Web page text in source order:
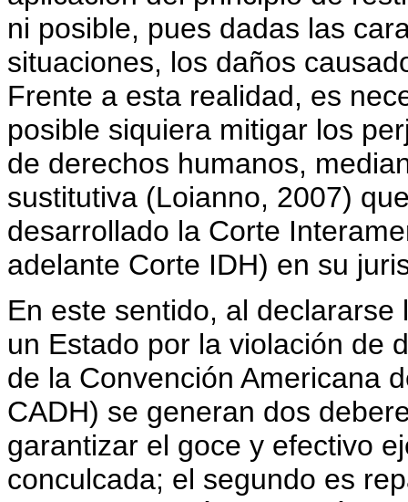
ni posible, pues dadas las
situaciones, los daños
Frente a esta realidad, es
posible siquiera mitigar los
de derechos humanos,
sustitutiva (Loianno, 2007)
desarrollado la Corte
adelante Corte IDH) en su
En este sentido, al
un Estado por la violación de
de la Convención Americana
CADH) se generan dos
garantizar el goce y efectivo
conculcada; el segundo es